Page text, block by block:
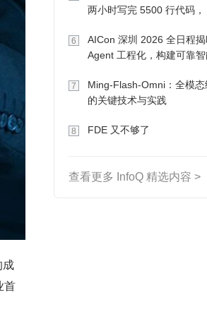
成
首
两小时写完 5500 行代码，
6
AICon 深圳 2026 全日程
Agent 工程化，构建可靠智
7
Ming-Flash-Omni：全模态
的关键技术与实践
8 FDE 又不够了
查看更多 InfoQ 精选内容 >